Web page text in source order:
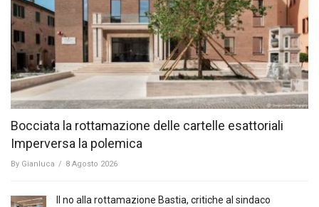
Bocciata la rottamazione delle cartelle esattoriali
Imperversa la polemica
By Gianluca / 8 Agosto 2026
Il no alla rottamazione Bastia, critiche al sindaco